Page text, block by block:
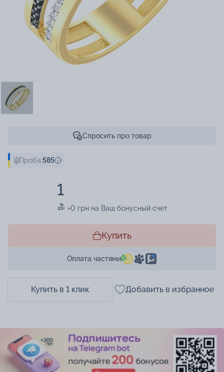
Спросить про товар
Проба:585
1
+0 грн на Ваш бонусный счет
Купить
Оплата частями
Купить в 1 клик Добавить в избранное